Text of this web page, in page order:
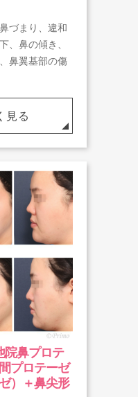
づまり、違和
、鼻の傾き、
鼻翼基部の傷
見る
院鼻プロテ
プロテーゼ
）＋鼻尖形